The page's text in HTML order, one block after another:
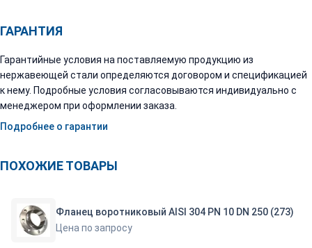
ГАРАНТИЯ
Гарантийные условия на поставляемую продукцию из
нержавеющей стали определяются договором и спецификацией
к нему. Подробные условия согласовываются индивидуально с
менеджером при оформлении заказа.
Подробнее о гарантии
ПОХОЖИЕ ТОВАРЫ
Фланец воротниковый AISI 304 PN 10 DN 250 (273)
Цена по запросу